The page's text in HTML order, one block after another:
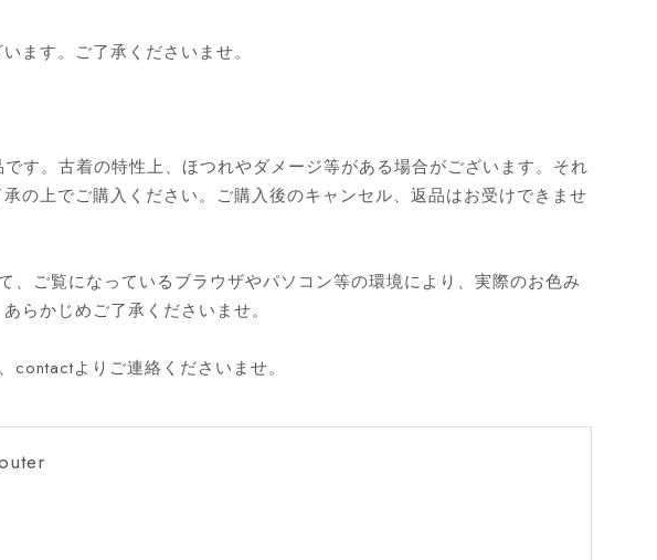
ます。ご了承くださいませ。
す。古着の特性上、ほつれやダメージ等がある場合がございます。それ
の上でご購入ください。ご購入後のキャンセル、返品はお受けできませ
、ご覧になっているブラウザやパソコン等の環境により、実際のお色み
らかじめご了承くださいませ。
contactよりご連絡くださいませ。